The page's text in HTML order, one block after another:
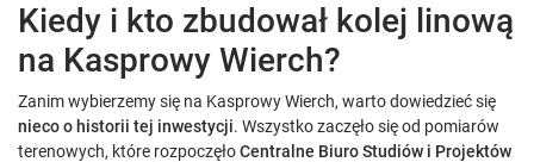
Kiedy i kto zbudował kolej linową
na Kasprowy Wierch?
Zanim wybierzemy się na Kasprowy Wierch, warto dowiedzieć się
nieco o historii tej inwestycji. Wszystko zaczęło się od pomiarów
terenowych, które rozpoczęłoCentralne Biuro Studiów i Projektów